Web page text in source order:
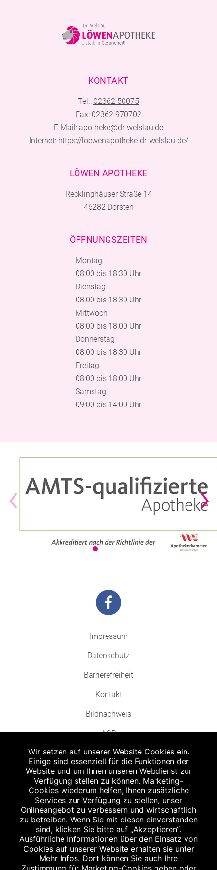
KONTAKT
Tel.: 02362 50075
Fax: 02362 970702
E-Mail: apotheke@dr-welslau.de
Internet: https://loewenapotheke-dr-welslau.de/
LÖWEN APOTHEKE
Recklinghäuser Straße 14
46282 Dorsten
ÖFFNUNGSZEITEN
Montag
08:00 bis 18:30 Uhr
Dienstag
08:00 bis 18:30 Uhr
Mittwoch
08:00 bis 18:00 Uhr
Donnerstag
08:00 bis 18:30 Uhr
Freitag
08:00 bis 18:00 Uhr
Samstag
09:00 bis 14:00 Uhr
Impressum
Datenschutz
Barrierefreiheit
Kontakt
Bildnachweis
AGB
Abgabe in haushaltsüblichen Mengen, solange der Vorrat reicht. Für Druck-
und Satzfehler keine Haftung.
Zu Risiken und Nebenwirkungen lesen Sie die Packungsbeilage und fragen
Sie Ihren Arzt oder Apotheker.
Angabe nach der deutschen Arzneimitteltaxe Apothekenerstattungspreis
(AEP). Der AEP ist keine unverbindliche Preisempfehlung der Hersteller. Der
AEP ist ein von den Apotheken in Ansatz gebrachter Preis für rezeptfreie
Arzneimittel. Er entspricht in der Höhe dem für Apotheken verbindlichen
Abgabepreis, zu dem eine Apotheke in bestimmten Fällen (z.B. bei Kindern
unter 12 Jahren) das Produkt mit der gesetzlichen Krankenversicherung
Wir setzen auf unserer Website Cookies ein.
Einige sind essenziell für die Funktionen der
Website und um Ihnen unseren Webdienst zur
Verfügung stellen zu können. Marketing-
Cookies wiederum helfen, Ihnen zusätzliche
Services zur Verfügung zu stellen, unser
Onlineangebot zu verbessern und wirtschaftlich
zu betreiben. Wenn Sie mit diesen einverstanden
sind, klicken Sie bitte auf „Akzeptieren“.
Ausführliche Informationen über den Einsatz von
Cookies auf unserer Website erhalten sie unter
Mehr Infos. Dort können Sie auch Ihre
Zustimmung für Marketing-Cookies geben oder